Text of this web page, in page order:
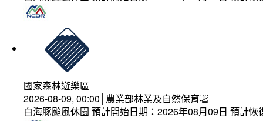
國家森林遊樂區
2026-08-09, 00:00│農業部林業及自然保育署
白海豚颱風休園 預計開始日期：2026年08月09日 預計